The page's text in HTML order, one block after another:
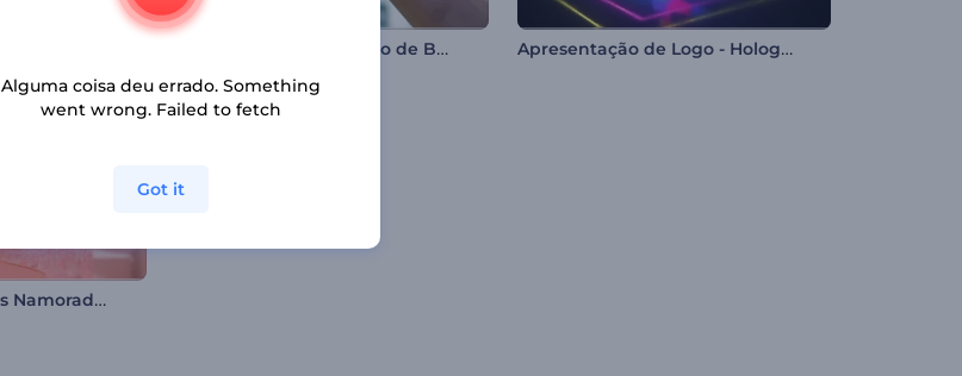
Animação Logotipo Taco de Beisebol Apresentação de Logo - Holograma Colorido
Abertura de Dia dos Namorados
Alguma coisa deu errado. Something
went wrong. Failed to fetch
Got it